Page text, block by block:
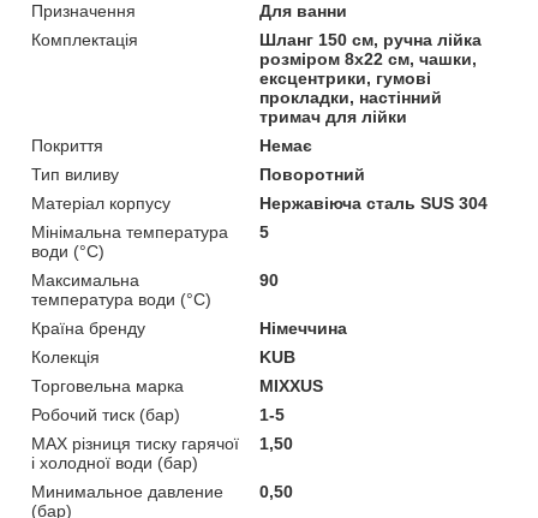
Призначення
Для ванни
Комплектація
Шланг 150 см, ручна лійка
розміром 8х22 см, чашки,
ексцентрики, гумові
прокладки, настінний
тримач для лійки
Покриття
Немає
Тип виливу
Поворотний
Матеріал корпусу
Нержавіюча сталь SUS 304
Мінімальна температура
води (°C)
5
Максимальна
температура води (°C)
90
Країна бренду
Німеччина
Колекція
KUB
Торговельна марка
MIXXUS
Робочий тиск (бар)
1-5
MAX різниця тиску гарячої
і холодної води (бар)
1,50
Минимальное давление
(бар)
0,50